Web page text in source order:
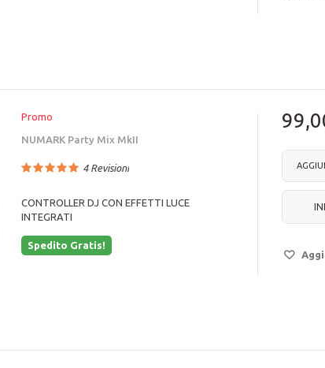
Promo
NUMARK Party Mix MkII
4Revisioni
CONTROLLER DJ CON EFFETTI LUCE
INTEGRATI
Spedito Gratis!